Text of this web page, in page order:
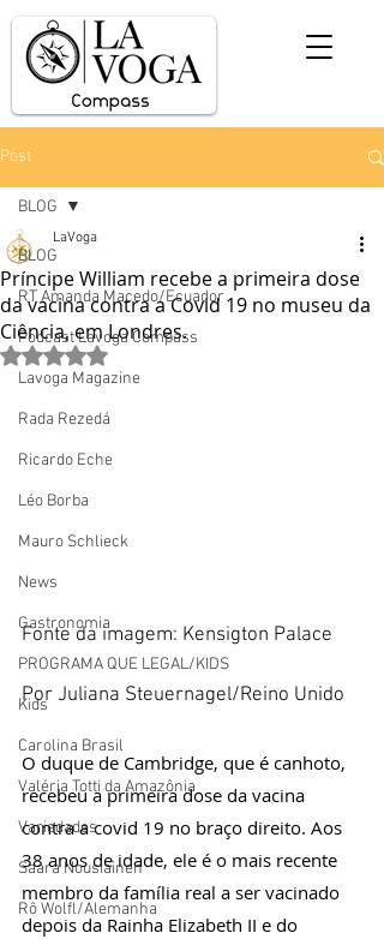
Post
BLOG
RT Amanda Macedo/Ecuador
Podcast Lavoga Compass
Lavoga Magazine
Rada Rezedá
Ricardo Eche
Léo Borba
Mauro Schlieck
News
Gastronomia
PROGRAMA QUE LEGAL/KIDS
Kids
Carolina Brasil
Valéria Totti da Amazônia
Variedades
Saara Nousiainen
Rô Wolfl/Alemanha
BLOG
Príncipe William recebe a primeira dose
da vacina contra a Covid 19 no museu da
Ciência, em Londres.
LaVoga
Avaliado com NaN de 5 estrelas.
Fonte da imagem: Kensigton Palace
Por Juliana Steuernagel/Reino Unido
O duque de Cambridge, que é canhoto,
recebeu a primeira dose da vacina
contra a covid 19 no braço direito. Aos
38 anos de idade, ele é o mais recente
membro da família real a ser vacinado
depois da Rainha Elizabeth II e do